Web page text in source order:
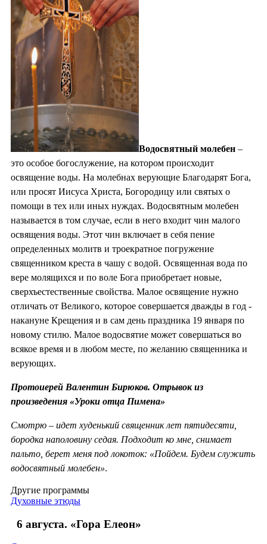
Водосвятный молебен –
это особое богослужение, на котором происходит
освящение воды. На молебнах верующие Благодарят Бога,
или просят Иисуса Христа, Богородицу или святых о
помощи в тех или иных нуждах. Водосвятным молебен
называется в том случае, если в него входит чин малого
освящения воды. Этот чин включает в себя пение
определенных молитв и троекратное погружение
священником креста в чашу с водой. Освященная вода по
вере молящихся и по воле Бога приобретает новые,
сверхъестественные свойства. Малое освящение нужно
отличать от Великого, которое совершается дважды в год -
накануне Крещения и в сам день праздника 19 января по
новому стилю. Малое водосвятие может совершаться во
всякое время и в любом месте, по желанию священника и
верующих.
Протоиерей Валентин Бирюков. Отрывок из
произведения «Уроки отца Пимена»
Смотрю – идет худенький священник лет пятидесяти,
бородка наполовину седая. Подходит ко мне, снимает
пальто, берет меня под локоток: «Пойдем. Будем служить
водосвятный молебен».
Другие программы
Духовные этюды
6 августа. «Гора Елеон»